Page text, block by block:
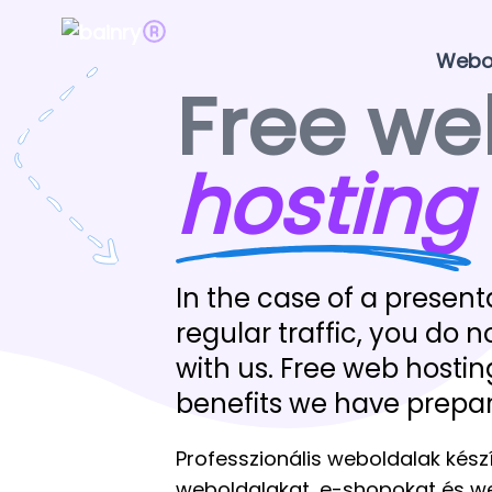
Free
hosting
In the case of a
regular traffic, you do
with us. Free web
benefits we have
Professzionális weboldalak